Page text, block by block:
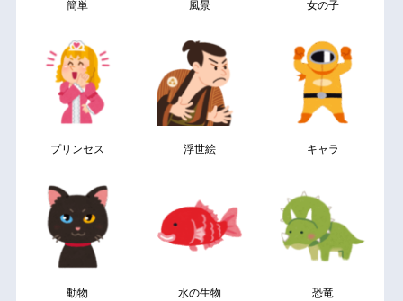
簡単 風景 女の子
プリンセス 浮世絵 キャラ
動物 水の生物 恐竜